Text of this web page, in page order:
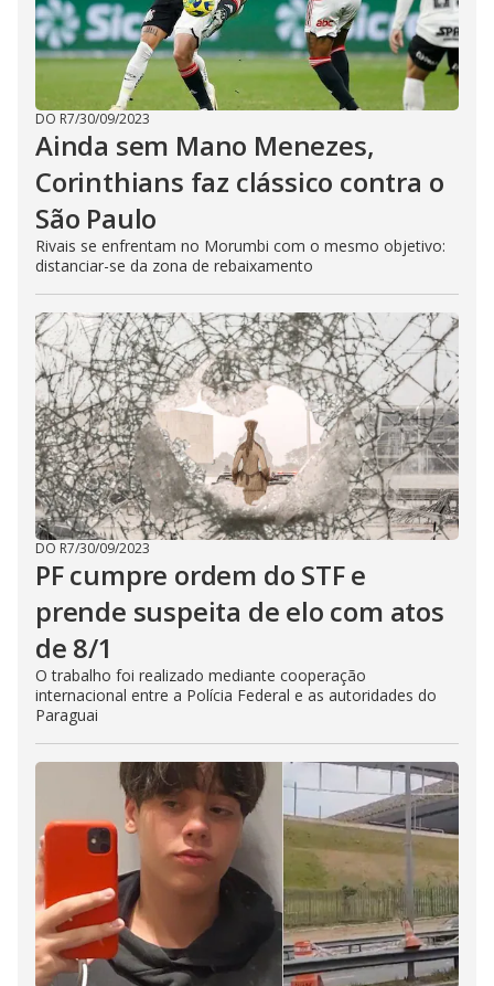
DO R7/30/09/2023
Ainda sem Mano Menezes,
Corinthians faz clássico contra o
São Paulo
Rivais se enfrentam no Morumbi com o mesmo objetivo:
distanciar-se da zona de rebaixamento
DO R7/30/09/2023
PF cumpre ordem do STF e
prende suspeita de elo com atos
de 8/1
O trabalho foi realizado mediante cooperação
internacional entre a Polícia Federal e as autoridades do
Paraguai